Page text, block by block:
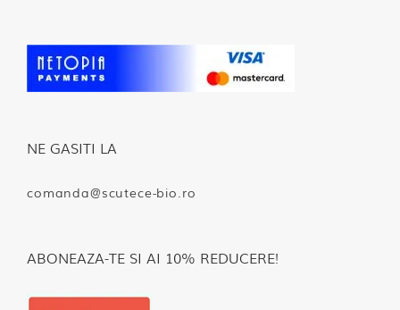
NE GASITI LA
comanda@scutece-bio.ro
ABONEAZA-TE SI AI 10% REDUCERE!